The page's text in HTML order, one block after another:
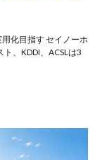
化目指す セイノーホ
、KDDI、ACSLは3